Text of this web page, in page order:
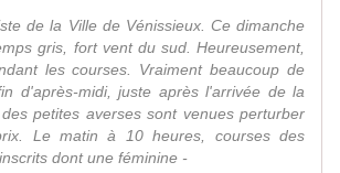
de la Ville de Vénissieux. Ce dimanche
gris, fort vent du sud. Heureusement,
les courses. Vraiment beaucoup de
d'après-midi, juste après l'arrivée de la
petites averses sont venues perturber
Le matin à 10 heures, courses des
dont une féminine -